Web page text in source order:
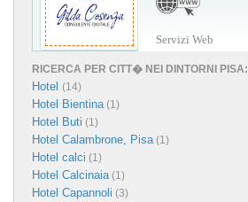
Servizi Web
RICERCA PER CITT� NEI DINTORNI PISA:
Hotel (14)
Hotel Bientina(1)
Hotel Buti (1)
Hotel Calambrone, Pisa(1)
Hotel calci (1)
Hotel Calcinaia(1)
Hotel Capannoli (3)